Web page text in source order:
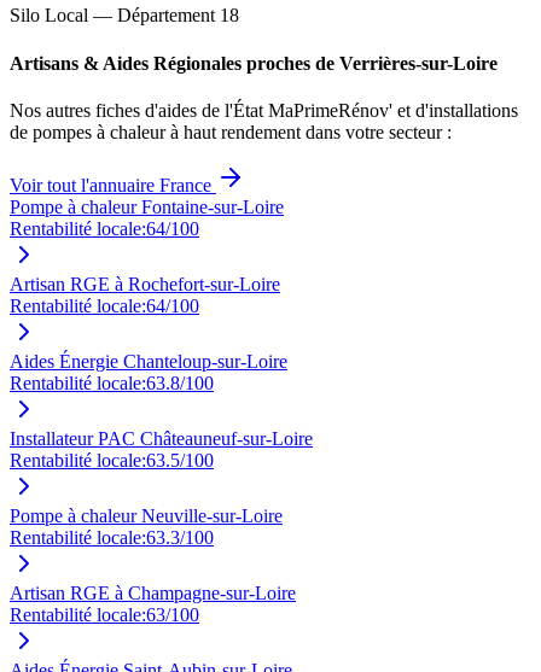
Silo Local — Département 18
Artisans & Aides Régionales proches de Verrières-sur-Loire
Nos autres fiches d'aides de l'État MaPrimeRénov' et d'installations
de pompes à chaleur à haut rendement dans votre secteur :
Voir tout l'annuaire France
Pompe à chaleur Fontaine-sur-Loire
Rentabilité locale:64/100
Artisan RGE à Rochefort-sur-Loire
Rentabilité locale:64/100
Aides Énergie Chanteloup-sur-Loire
Rentabilité locale:63.8/100
Installateur PAC Châteauneuf-sur-Loire
Rentabilité locale:63.5/100
Pompe à chaleur Neuville-sur-Loire
Rentabilité locale:63.3/100
Artisan RGE à Champagne-sur-Loire
Rentabilité locale:63/100